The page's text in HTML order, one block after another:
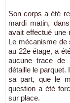
Son corps a été
mardi matin,
avait effectué une
Le mécanisme de
au 22e étage, a
aucune trace de
détaille le parquet.
sa part, que le
question a été
sur place.